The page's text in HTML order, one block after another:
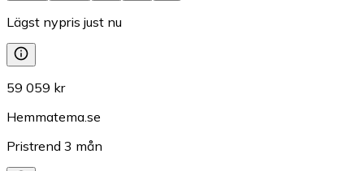
Lägst nypris just nu
59 059 kr
Hemmatema.se
Pristrend 3 mån